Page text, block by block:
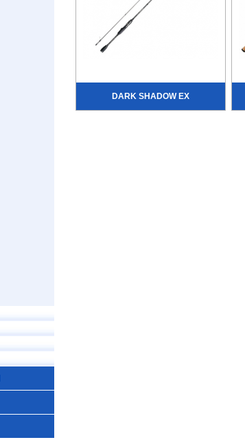
DARK SHADOW EX